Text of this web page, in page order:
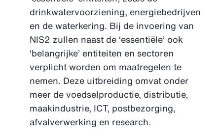
drinkwatervoorziening, energiebedrijven
en de waterkering. Bij de invoering van
NIS2 zullen naast de ‘essentiële’ ook
‘belangrijke’ entiteiten en sectoren
verplicht worden om maatregelen te
nemen. Deze uitbreiding omvat onder
meer de voedselproductie, distributie,
maakindustrie, ICT, postbezorging,
afvalverwerking en research.